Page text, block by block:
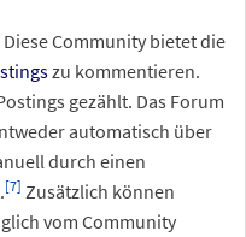
Diese Community bietet die
zu kommentieren.
gezählt. Das Forum
automatisch über
durch einen
[7] Zusätzlich können
vom Community